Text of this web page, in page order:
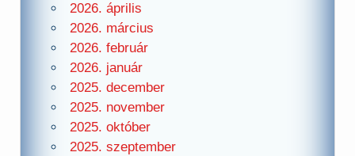
2026. április
2026. március
2026. február
2026. január
2025. december
2025. november
2025. október
2025. szeptember